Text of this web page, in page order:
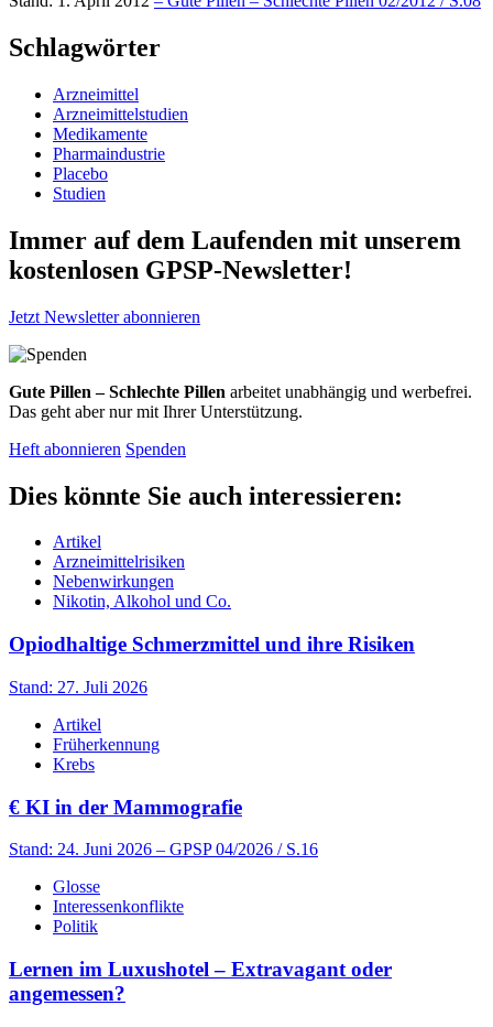
Schlagwörter
Arzneimittel
Arzneimittelstudien
Medikamente
Pharmaindustrie
Placebo
Studien
Immer auf dem Laufenden mit unserem
kostenlosen GPSP-Newsletter!
Jetzt Newsletter abonnieren
Gute Pillen – Schlechte Pillen arbeitet unabhängig und werbefrei.
Das geht aber nur mit Ihrer Unterstützung.
Heft abonnieren Spenden
Dies könnte Sie auch interessieren:
Artikel
Arzneimittelrisiken
Nebenwirkungen
Nikotin, Alkohol und Co.
Opiodhaltige Schmerzmittel und ihre Risiken
Stand: 27. Juli 2026
Artikel
Früherkennung
Krebs
€ KI in der Mammografie
Stand: 24. Juni 2026 – GPSP 04/2026 / S.16
Glosse
Interessenkonflikte
Politik
Lernen im Luxushotel – Extravagant oder
angemessen?